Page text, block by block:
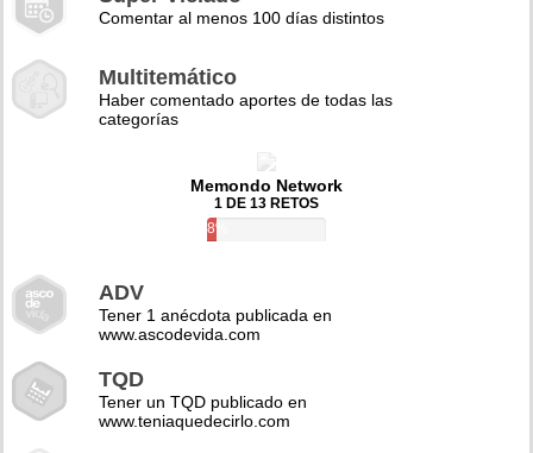
Comentar al menos 100 días distintos
Multitemático
Haber comentado aportes de todas las
categorías
Memondo Network
1 DE 13 RETOS
8%
ADV
Tener 1 anécdota publicada en
www.ascodevida.com
TQD
Tener un TQD publicado en
www.teniaquedecirlo.com